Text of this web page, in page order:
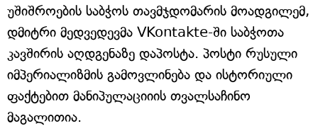
უშიშროების საბჭოს თავმჯდომარის მოადგილემ,
დმიტრი მედვედევმა VKontakte-ში საბჭოთა
კავშირის აღდგენაზე დაპოსტა. პოსტი რუსული
იმპერიალიზმის გამოვლინება და ისტორიული
ფაქტებით მანიპულაციიის თვალსაჩინო
მაგალითია.